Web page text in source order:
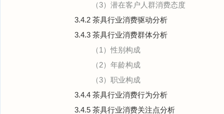
（3）潜在客户人群消费态度
3.4.2 茶具行业消费驱动分析
3.4.3 茶具行业消费群体分析
（1）性别构成
（2）年龄构成
（3）职业构成
3.4.4 茶具行业消费行为分析
3.4.5 茶具行业消费关注点分析